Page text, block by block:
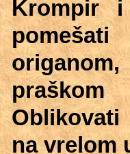
Krompir
na vrelom